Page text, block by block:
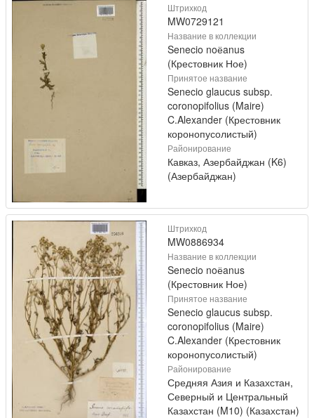
Штрихкод
MW0729121
Название в коллекции
Senecio noёanus
(Крестовник Ное)
Принятое название
Senecio glaucus subsp.
coronopifolius (Maire)
C.Alexander (Крестовник
коронопусолистый)
Районирование
Кавказ, Азербайджан (K6)
(Азербайджан)
Штрихкод
MW0886934
Название в коллекции
Senecio noёanus
(Крестовник Ное)
Принятое название
Senecio glaucus subsp.
coronopifolius (Maire)
C.Alexander (Крестовник
коронопусолистый)
Районирование
Средняя Азия и Казахстан,
Северный и Центральный
Казахстан (M10) (Казахстан)